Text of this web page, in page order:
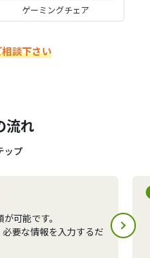
ゲーミングチェア
談下さい
流れ
ップ
可能です。
要な情報を入力するだ